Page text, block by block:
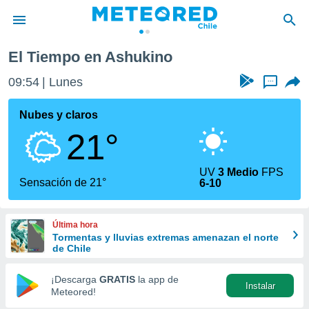
de
por
que se
calidad.
a este
las
y
forma
digital
basada
El Tiempo en Ashukino
09:54 Lunes ...
Nubes y claros
21°
Sensación de 21°
UV3 Medio FPS
6-10
Última hora
Tormentas y lluvias extremas amenazan el norte
de Chile
¡Descarga GRATIS la app de
Meteored!
Instalar